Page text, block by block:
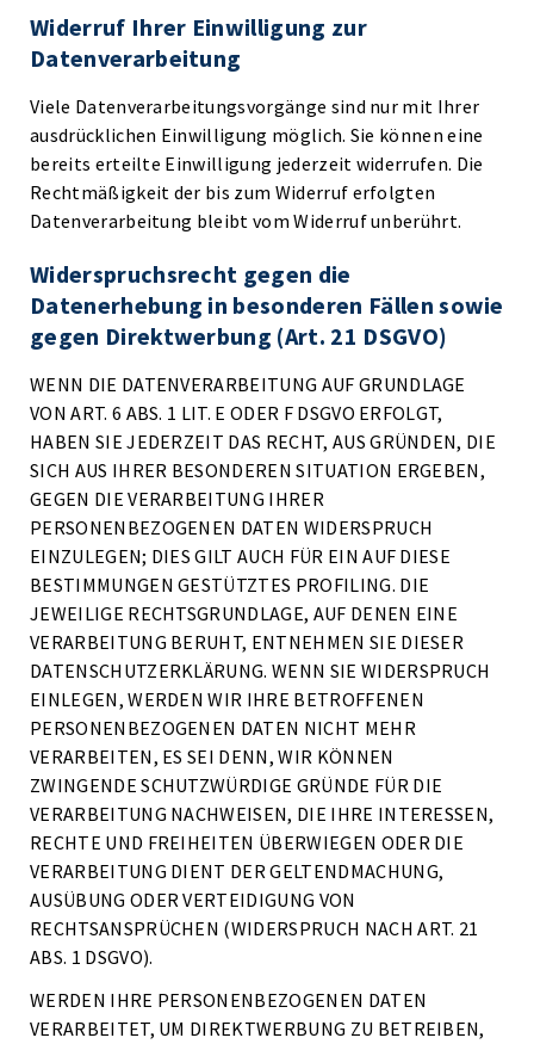
Widerruf Ihrer Einwilligung zur
Datenverarbeitung
Viele Datenverarbeitungsvorgänge sind nur mit Ihrer
ausdrücklichen Einwilligung möglich. Sie können eine
bereits erteilte Einwilligung jederzeit widerrufen. Die
Rechtmäßigkeit der bis zum Widerruf erfolgten
Datenverarbeitung bleibt vom Widerruf unberührt.
Widerspruchsrecht gegen die
Datenerhebung in besonderen Fällen sowie
gegen Direktwerbung (Art. 21 DSGVO)
WENN DIE DATENVERARBEITUNG AUF GRUNDLAGE
VON ART. 6 ABS. 1 LIT. E ODER F DSGVO ERFOLGT,
HABEN SIE JEDERZEIT DAS RECHT, AUS GRÜNDEN, DIE
SICH AUS IHRER BESONDEREN SITUATION ERGEBEN,
GEGEN DIE VERARBEITUNG IHRER
PERSONENBEZOGENEN DATEN WIDERSPRUCH
EINZULEGEN; DIES GILT AUCH FÜR EIN AUF DIESE
BESTIMMUNGEN GESTÜTZTES PROFILING. DIE
JEWEILIGE RECHTSGRUNDLAGE, AUF DENEN EINE
VERARBEITUNG BERUHT, ENTNEHMEN SIE DIESER
DATENSCHUTZERKLÄRUNG. WENN SIE WIDERSPRUCH
EINLEGEN, WERDEN WIR IHRE BETROFFENEN
PERSONENBEZOGENEN DATEN NICHT MEHR
VERARBEITEN, ES SEI DENN, WIR KÖNNEN
ZWINGENDE SCHUTZWÜRDIGE GRÜNDE FÜR DIE
VERARBEITUNG NACHWEISEN, DIE IHRE INTERESSEN,
RECHTE UND FREIHEITEN ÜBERWIEGEN ODER DIE
VERARBEITUNG DIENT DER GELTENDMACHUNG,
AUSÜBUNG ODER VERTEIDIGUNG VON
RECHTSANSPRÜCHEN (WIDERSPRUCH NACH ART. 21
ABS. 1 DSGVO).
WERDEN IHRE PERSONENBEZOGENEN DATEN
VERARBEITET, UM DIREKTWERBUNG ZU BETREIBEN,